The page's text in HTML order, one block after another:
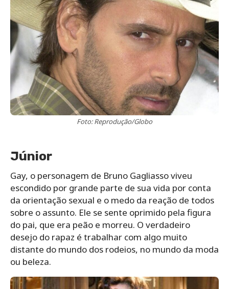
Foto: Reprodução/Globo
Júnior
Gay, o personagem de Bruno Gagliasso viveu
escondido por grande parte de sua vida por conta
da orientação sexual e o medo da reação de todos
sobre o assunto. Ele se sente oprimido pela figura
do pai, que era peão e morreu. O verdadeiro
desejo do rapaz é trabalhar com algo muito
distante do mundo dos rodeios, no mundo da moda
ou beleza.